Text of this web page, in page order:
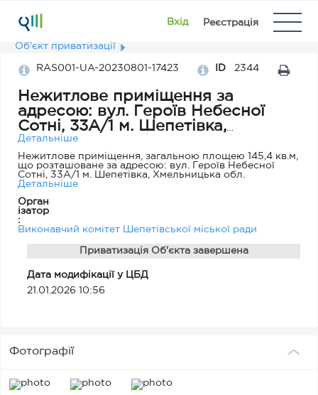
Вхід Реєстрація
Об'єкт приватизації
RAS001-UA-20230801-17423 ID 2344
Нежитлове приміщення за
адресою: вул. Героїв Небесної
Сотні, 33А/1 м. Шепетівка,
Хмельницька обл.
Детальніше
Нежитлове приміщення, загальною площею 145,4 кв.м,
що розташоване за адресою: вул. Героїв Небесної
Сотні, 33А/1 м. Шепетівка, Хмельницька обл.
Детальніше
Орган
ізатор
:
Виконавчий комітет Шепетівської міської ради
Приватизація Об'єкта завершена
Дата модифікації у ЦБД
21.01.2026 10:56
Фотографії